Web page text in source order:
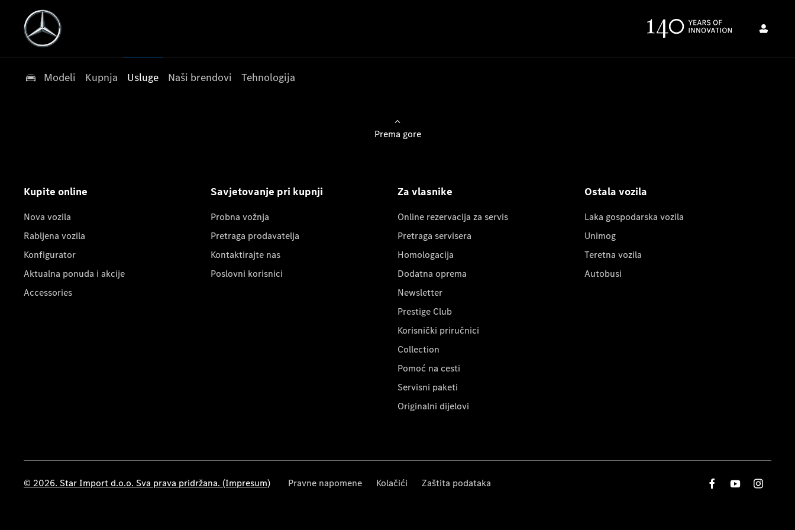
Modeli Kupnja Usluge Naši brendovi Tehnologija
Prema gore
Kupite online
Nova vozila
Rabljena vozila
Konfigurator
Aktualna ponuda i akcije
Accessories
Savjetovanje pri kupnji
Probna vožnja
Pretraga prodavatelja
Kontaktirajte nas
Poslovni korisnici
Za vlasnike
Online rezervacija za servis
Pretraga servisera
Homologacija
Dodatna oprema
Newsletter
Prestige Club
Korisnički priručnici
Collection
Pomoć na cesti
Servisni paketi
Originalni dijelovi
Ostala vozila
Laka gospodarska vozila
Unimog
Teretna vozila
Autobusi
© 2026. Star Import d.o.o. Sva prava pridržana. (Impresum) Pravne napomene Kolačići Zaštita podataka